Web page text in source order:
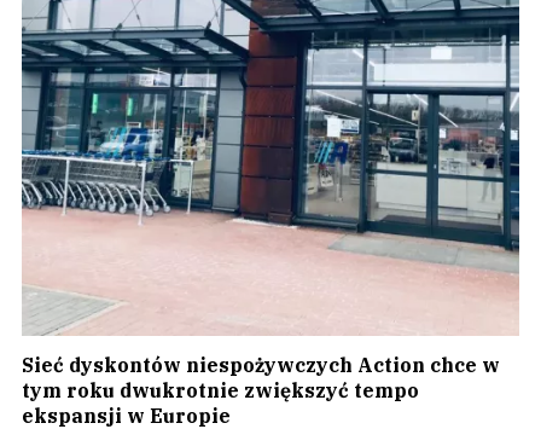
Sieć dyskontów niespożywczych Action chce w
tym roku dwukrotnie zwiększyć tempo
ekspansji w Europie